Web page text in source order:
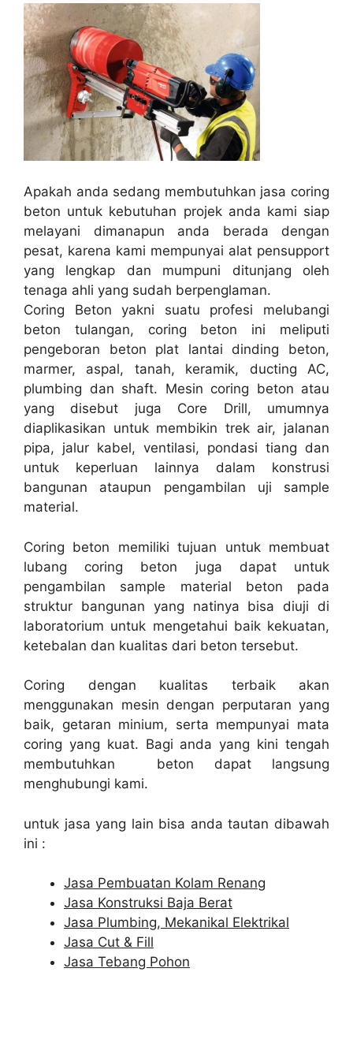
Apakah anda sedang membutuhkan jasa coring
beton untuk kebutuhan projek anda kami siap
melayani dimanapun anda berada dengan
pesat, karena kami mempunyai alat pensupport
yang lengkap dan mumpuni ditunjang oleh
tenaga ahli yang sudah berpenglaman.
Coring Beton yakni suatu profesi melubangi
beton tulangan, coring beton ini meliputi
pengeboran beton plat lantai dinding beton,
marmer, aspal, tanah, keramik, ducting AC,
plumbing dan shaft. Mesin coring beton atau
yang disebut juga Core Drill, umumnya
diaplikasikan untuk membikin trek air, jalanan
pipa, jalur kabel, ventilasi, pondasi tiang dan
untuk keperluan lainnya dalam konstrusi
bangunan ataupun pengambilan uji sample
material.
Coring beton memiliki tujuan untuk membuat
lubang coring beton juga dapat untuk
pengambilan sample material beton pada
struktur bangunan yang natinya bisa diuji di
laboratorium untuk mengetahui baik kekuatan,
ketebalan dan kualitas dari beton tersebut.
Coring dengan kualitas terbaik akan
menggunakan mesin dengan perputaran yang
baik, getaran minium, serta mempunyai mata
coring yang kuat. Bagi anda yang kini tengah
membutuhkan beton dapat langsung
menghubungi kami.
untuk jasa yang lain bisa anda tautan dibawah
ini :
Jasa Pembuatan Kolam Renang
Jasa Konstruksi Baja Berat
Jasa Plumbing, Mekanikal Elektrikal
Jasa Cut & Fill
Jasa Tebang Pohon